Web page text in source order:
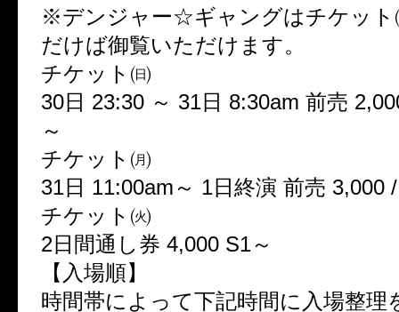
※デンジャー☆ギャングはチケット
だけば御覧いただけます。
チケット㈰
30日 23:30 ～ 31日 8:30am 前売
～
チケット㈪
31日 11:00am～ 1日終演 前売
チケット㈫
2日間通し券 4,000 S1～
【入場順】
時間帯によって下記時間に入場整理